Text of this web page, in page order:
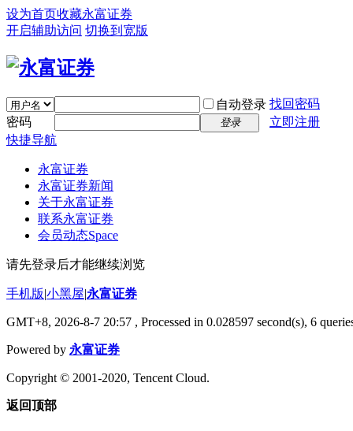
设为首页收藏永富证券
开启辅助访问 切换到宽版
自动登录 找回密码
密码
登录
立即注册
快捷导航
永富证券
永富证券新闻
关于永富证券
联系永富证券
会员动态Space
请先登录后才能继续浏览
手机版|小黑屋|永富证券
GMT+8, 2026-8-7 20:57 , Processed in 0.028597 second(s), 6
Powered by 永富证券
Copyright © 2001-2020, Tencent Cloud.
返回顶部